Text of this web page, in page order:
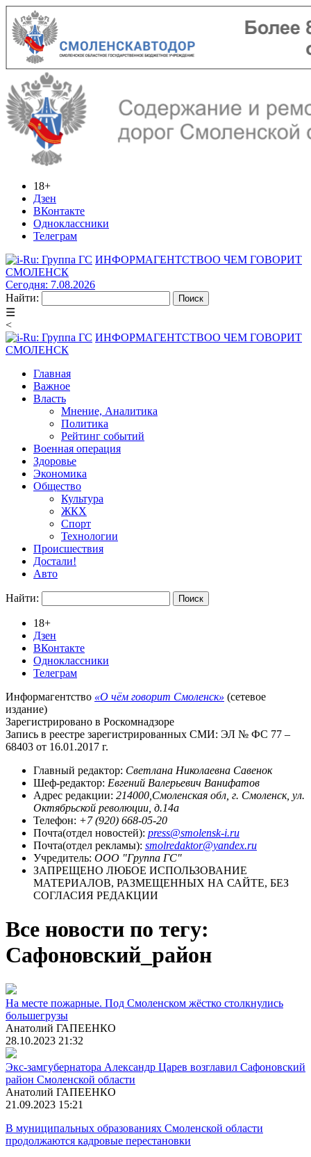
18+
Дзен
ВКонтакте
Одноклассники
Телеграм
ИНФОРМАГЕНТСТВОО ЧЕМ ГОВОРИТ
СМОЛЕНСК
Сегодня: 7.08.2026
Найти:
☰
<
ИНФОРМАГЕНТСТВОО ЧЕМ ГОВОРИТ
СМОЛЕНСК
Главная
Важное
Власть
Мнение, Аналитика
Политика
Рейтинг событий
Военная операция
Здоровье
Экономика
Общество
Культура
ЖКХ
Спорт
Технологии
Происшествия
Достали!
Авто
Найти:
18+
Дзен
ВКонтакте
Одноклассники
Телеграм
Информагентство «О чём говорит Смоленск» (сетевое
издание)
Зарегистрировано в Роскомнадзоре
Запись в реестре зарегистрированных СМИ: ЭЛ № ФС 77 –
68403 от 16.01.2017 г.
Главный редактор: Светлана Николаевна Савенок
Шеф-редактор: Евгений Валерьевич Ванифатов
Адрес редакции: 214000,Смоленская обл, г. Смоленск, ул.
Октябрьской революции, д.14а
Телефон: +7 (920) 668-05-20
Почта(отдел новостей): press@smolensk-i.ru
Почта(отдел рекламы): smolredaktor@yandex.ru
Учредитель: ООО "Группа ГС"
ЗАПРЕЩЕНО ЛЮБОЕ ИСПОЛЬЗОВАНИЕ
МАТЕРИАЛОВ, РАЗМЕЩЕННЫХ НА САЙТЕ, БЕЗ
СОГЛАСИЯ РЕДАКЦИИ
Все новости по тегу:
Сафоновский_район
На месте пожарные. Под Смоленском жёстко столкнулись
большегрузы
Анатолий ГАПЕЕНКО
28.10.2023 21:32
Экс-замгубернатора Александр Царев возглавил Сафоновский
район Смоленской области
Анатолий ГАПЕЕНКО
21.09.2023 15:21
В муниципальных образованиях Смоленской области
продолжаются кадровые перестановки